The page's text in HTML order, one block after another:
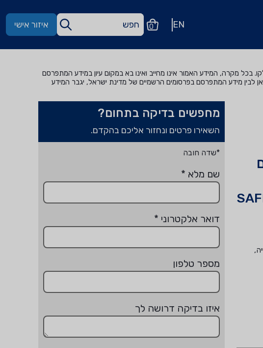
EN
0 איזור אישי
בכל מקרה, המידע האמור אינו מחייב ואינו בא במקום עיון במידע המתפרסם
מידע המתפרסם בפרסומים הרשמיים של מדינת ישראל, יגבר המידע
מחפשים בדיקה בתחום?
השאירו פרטים ונחזור אליכם בהקדם.
*שדה חובה
שם מלא *
דואר אלקטרוני *
מספר טלפון
איזו בדיקה דרושה לך